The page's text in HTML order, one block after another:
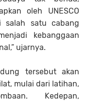
oleh UNESCO
salah satu cabang
kebanggaan
ujarnya.
tersebut akan
mulai dari latihan,
Kedepan,